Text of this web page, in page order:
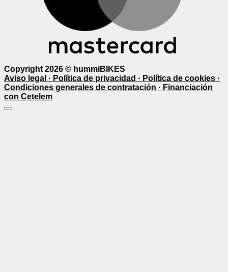
Copyright 2026 © hummiBIKES
Aviso legal · Política de privacidad · Política de cookies ·
Condiciones generales de contratación · Financiación
con Cetelem